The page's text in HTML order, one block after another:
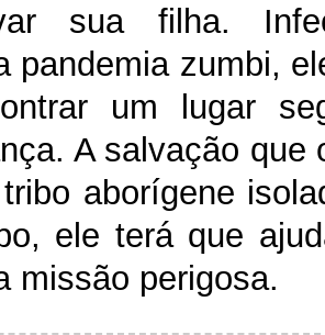
sua filha.
pandemia zumbi,
um lugar
A salvação que
aborígene
ele terá que
missão perigosa.